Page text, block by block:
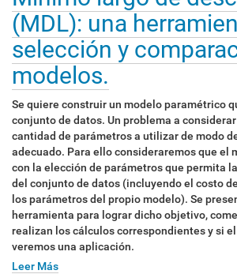
(MDL): una
selección y
modelos.
Se quiere construir un modelo paramétrico
conjunto de datos. Un problema a
cantidad de parámetros a utilizar de modo
adecuado. Para ello consideraremos que el
con la elección de parámetros que permita
del conjunto de datos (incluyendo el costo
los parámetros del propio modelo). Se
herramienta para lograr dicho objetivo,
realizan los cálculos correspondientes y si
veremos una aplicación.
Leer Más